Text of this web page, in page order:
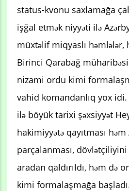
status-kvonu saxlamağa
işğal etmək niyyəti ilə
müxtəlif miqyaslı
Birinci Qarabağ
nizami ordu kimi
vahid komandanlıq yox idi.
ilə böyük tarixi şəxsiyyət
hakimiyyətə qayıtması həm
parçalanması,
aradan qaldırıldı, həm də
kimi formalaşmağa